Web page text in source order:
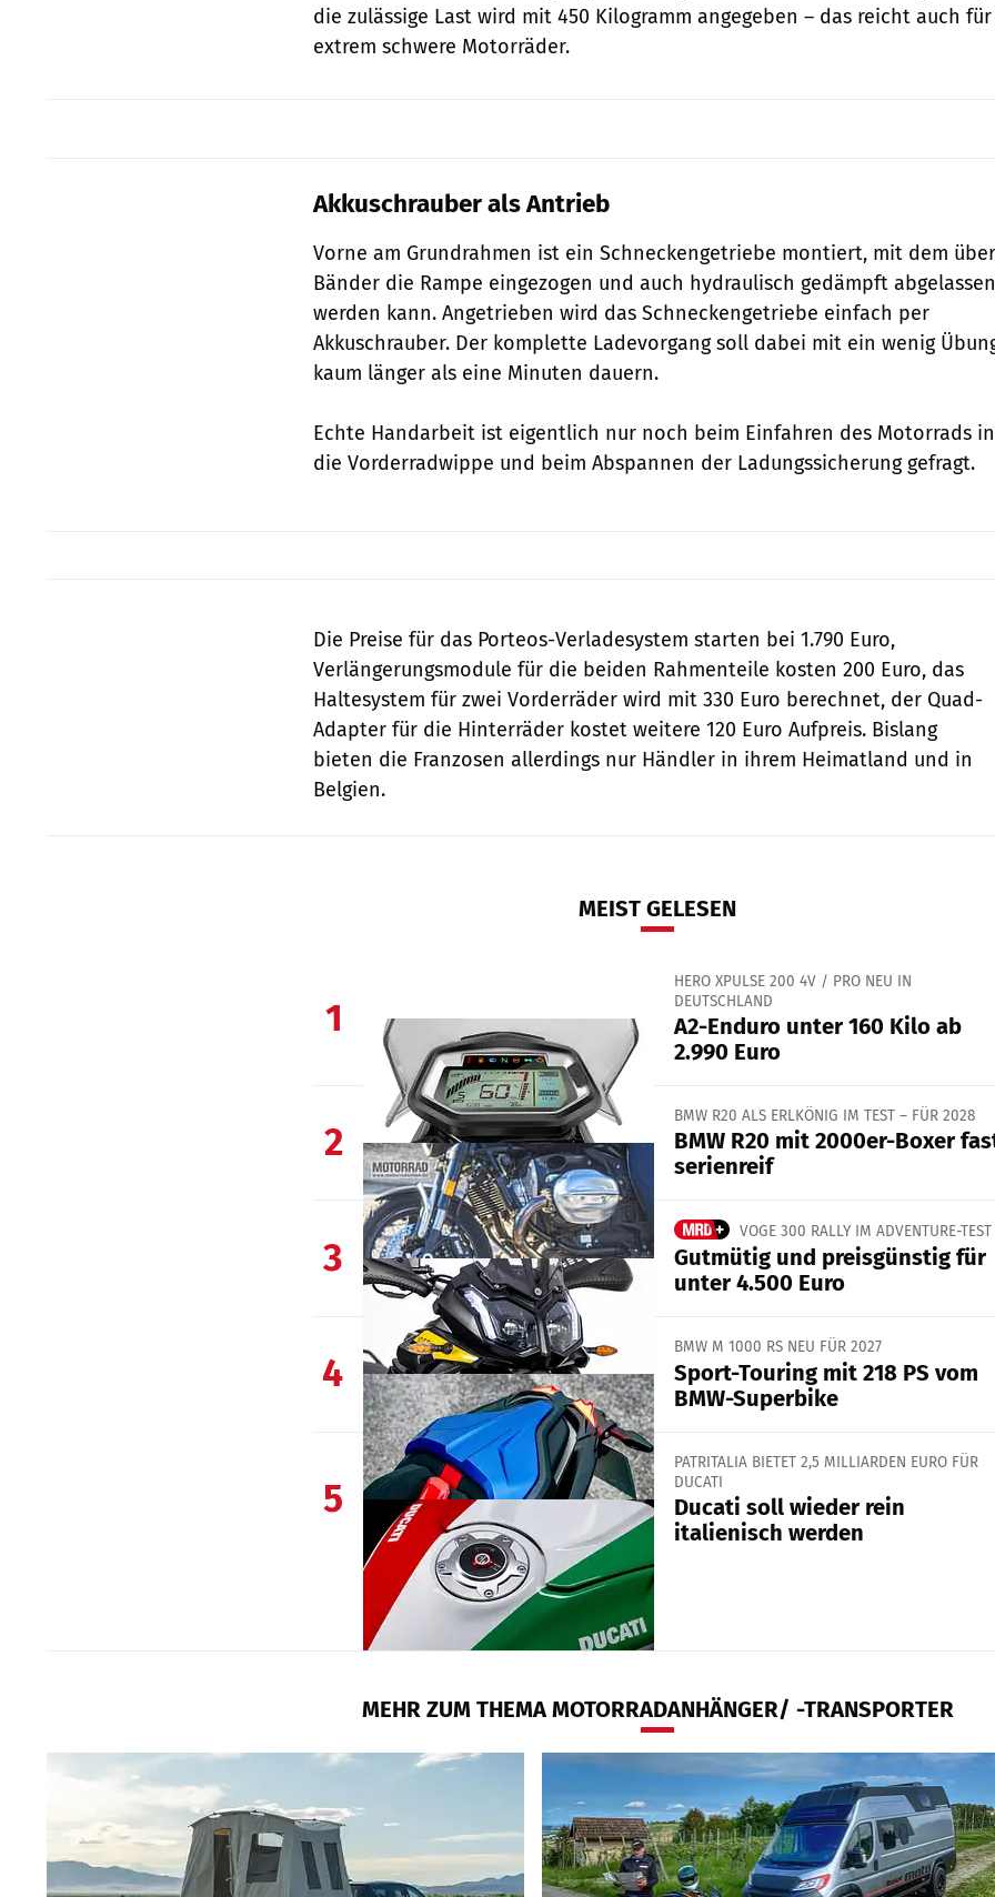
die zulässige Last wird mit 450 Kilogramm angegeben – das reicht auch für
extrem schwere Motorräder.
Akkuschrauber als Antrieb
Vorne am Grundrahmen ist ein Schneckengetriebe montiert, mit dem über
Bänder die Rampe eingezogen und auch hydraulisch gedämpft abgelassen
werden kann. Angetrieben wird das Schneckengetriebe einfach per
Akkuschrauber. Der komplette Ladevorgang soll dabei mit ein wenig
kaum länger als eine Minuten dauern.
Echte Handarbeit ist eigentlich nur noch beim Einfahren des Motorrads in
die Vorderradwippe und beim Abspannen der Ladungssicherung gefragt.
Die Preise für das Porteos-Verladesystem starten bei 1.790 Euro,
Verlängerungsmodule für die beiden Rahmenteile kosten 200 Euro, das
Haltesystem für zwei Vorderräder wird mit 330 Euro berechnet, der Quad-
Adapter für die Hinterräder kostet weitere 120 Euro Aufpreis. Bislang
bieten die Franzosen allerdings nur Händler in ihrem Heimatland und in
Belgien.
MEIST GELESEN
1
HERO XPULSE 200 4V / PRO NEU IN
DEUTSCHLAND
A2-Enduro unter 160 Kilo ab
2.990 Euro
2
BMW R20 ALS ERLKÖNIG IM TEST – FÜR 2028
BMW R20 mit 2000er-Boxer
serienreif
3
VOGE 300 RALLY IM ADVENTURE-TEST
Gutmütig und preisgünstig für
unter 4.500 Euro
4
BMW M 1000 RS NEU FÜR 2027
Sport-Touring mit 218 PS vom
BMW-Superbike
5
PATRITALIA BIETET 2,5 MILLIARDEN EURO FÜR
DUCATI
Ducati soll wieder rein
italienisch werden
MEHR ZUM THEMA MOTORRADANHÄNGER/ -TRANSPORTER